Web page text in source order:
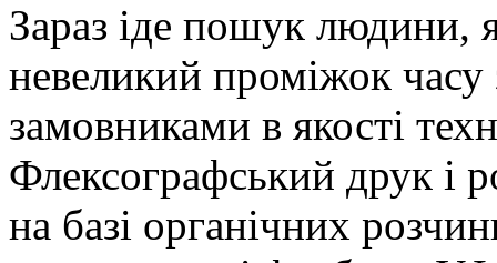
Зараз іде пошук людини,
невеликий проміжок часу
замовниками в якості
Флексографський друк і
на базі органічних